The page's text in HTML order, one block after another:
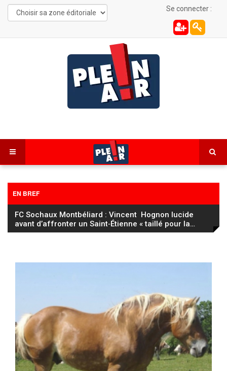
Se connecter :
EN BREF
FC Sochaux Montbéliard : Vincent Hognon lucide
avant d’affronter un Saint‑Étienne « taillé pour la…